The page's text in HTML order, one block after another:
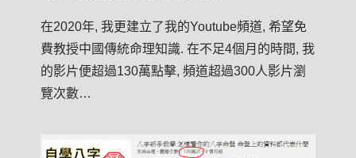
在2020年, 我更建立了我的Youtube頻道, 希望免
費教授中國傳統命理知識. 在不足4個月的時間, 我
的影片便超過130萬點擊, 頻道超過300人影片瀏
覽次數…